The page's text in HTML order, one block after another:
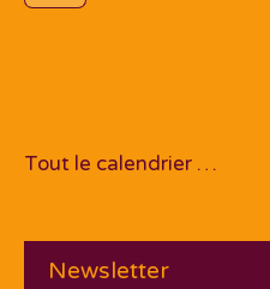
Tout le calendrier …
Newsletter